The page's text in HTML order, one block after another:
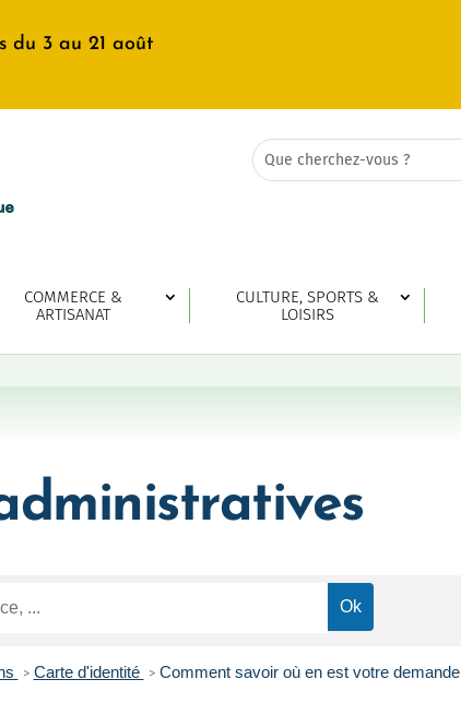
du 3 au 21 août
Rechercher:
Search
for...
COMMERCE &
ARTISANAT
CULTURE, SPORTS &
LOISIRS
> Carte d'identité > Comment savoir où en est votre